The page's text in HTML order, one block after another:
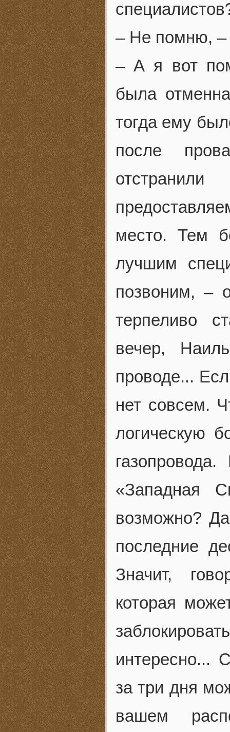
– Не помню, –
– А я вот
была
тогда ему
после
место. Тем
лучшим
позвоним, –
терпеливо
вечер,
проводе...
нет совсем.
логическую
«Западная
возможно?
последние
Значит,
которая
интересно...
за три дня
вашем